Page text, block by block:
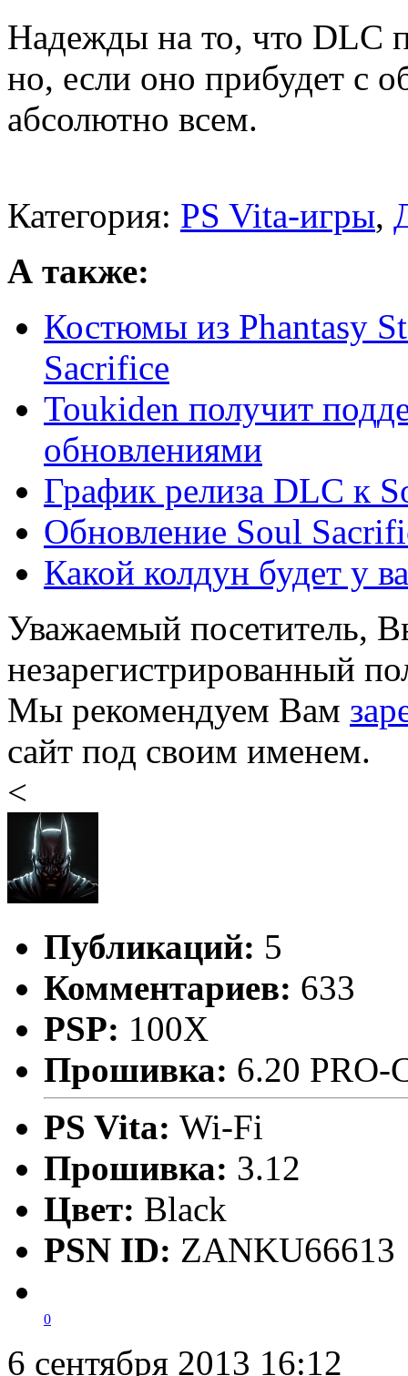
Надежды на то, что DLC
но, если оно прибудет с
абсолютно всем.
Категория: PS Vita-игры,
А также:
Костюмы из Phantasy
Sacrifice
Toukiden получит
обновлениями
График релиза DLC к
Обновление Soul
Какой колдун будет у
Уважаемый посетитель,
незарегистрированный
Мы рекомендуем Вам
сайт под своим именем.
<
Публикаций: 5
Комментариев: 633
PSP: 100X
Прошивка: 6.20 PRO-
PS Vita: Wi-Fi
Прошивка: 3.12
Цвет: Black
PSN ID: ZANKU66613
0
6 сентября 2013 16:12